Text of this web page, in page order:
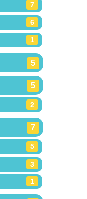
7
6
1
5
5
2
7
5
3
1